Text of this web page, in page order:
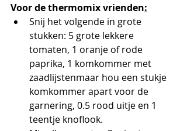
Voor de thermomix vrienden:
Snij het volgende in grote
stukken: 5 grote lekkere
tomaten, 1 oranje of rode
paprika, 1 komkommer met
zaadlijstenmaar hou een stukje
komkommer apart voor de
garnering, 0.5 rood uitje en 1
teentje knoflook.